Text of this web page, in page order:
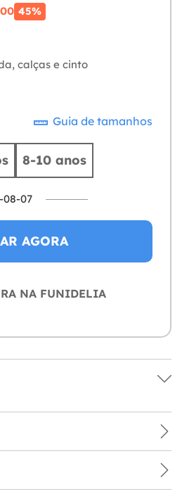
45%
calças e cinto
Guia de tamanhos
8-10 anos
08-07
AGORA
NA FUNIDELIA